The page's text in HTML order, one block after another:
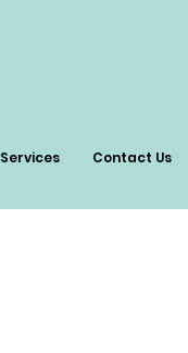
Services Contact Us